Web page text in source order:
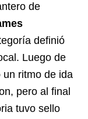
de
definió
Luego de
un ritmo de ida
pero al final
tuvo sello